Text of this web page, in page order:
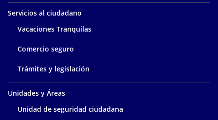
Servicios al ciudadano
Vacaciones Tranquilas
Comercio seguro
Trámites y legislación
Unidades y Áreas
Unidad de seguridad ciudadana